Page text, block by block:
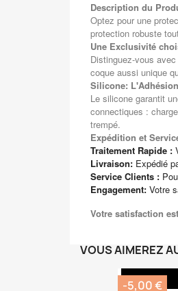
Description du
Optez pour une
protection robuste
Une Exclusivité
Distinguez-vous
coque aussi unique
Silicone:
Le silicone garantit
connectiques :
trempé.
Expédition et
Traitement Rapide :
Livraison: Expédié
Service Clients :
Engagement: Votre
Votre satisfaction
VOUS AIMEREZ
-5,00 €